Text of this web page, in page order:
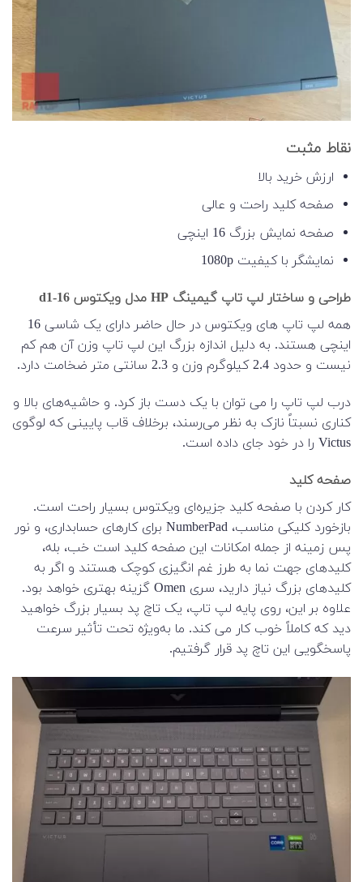
نقاط مثبت
ارزش خرید بالا
صفحه کلید راحت و عالی
صفحه نمایش بزرگ 16 اینچی
نمایشگر با کیفیت 1080p
طراحی و ساختار لپ تاپ گیمینگ HP مدل ویکتوس 16-d1
همه لپ تاپ های ویکتوس در حال حاضر دارای یک شاسی 16
اینچی هستند. به دلیل اندازه بزرگ این لپ تاپ وزن آن هم کم
نیست و حدود 2.4 کیلوگرم وزن و 2.3 سانتی متر ضخامت دارد.
درب لپ تاپ را می توان با یک دست باز کرد. و حاشیه‌های بالا و
کناری نسبتاً نازک به نظر می‌رسند، برخلاف قاب پایینی که لوگوی
Victus را در خود جای داده است.
صفحه کلید
کار کردن با صفحه کلید جزیره‌ای ویکتوس بسیار راحت است.
بازخورد کلیکی مناسب، NumberPad برای کارهای حسابداری، و نور
پس زمینه از جمله امکانات این صفحه کلید است خب، بله،
کلیدهای جهت نما به طرز غم انگیزی کوچک هستند و اگر به
کلیدهای بزرگ نیاز دارید، سری Omen گزینه بهتری خواهد بود.
علاوه بر این، روی پایه لپ تاپ، یک تاچ پد بسیار بزرگ خواهید
دید که کاملاً خوب کار می کند. ما به‌ویژه تحت تأثیر سرعت
پاسخگویی این تاچ پد قرار گرفتیم.